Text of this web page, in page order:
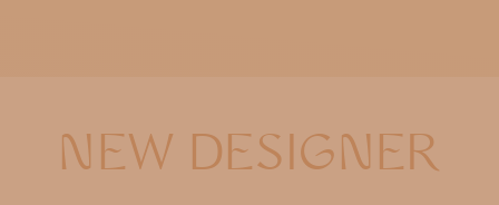
NEW DESIGNER